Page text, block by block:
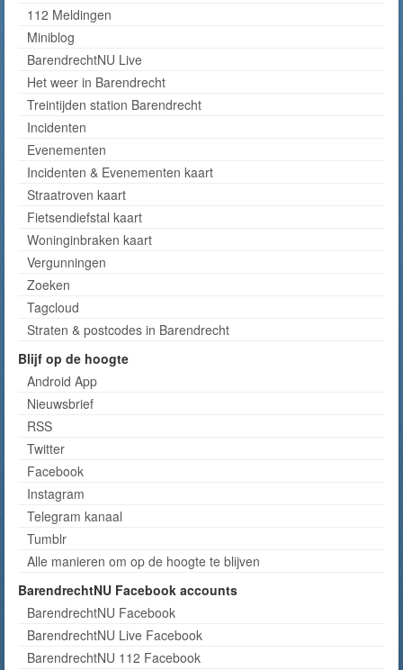
112 Meldingen
Miniblog
BarendrechtNU Live
Het weer in Barendrecht
Treintijden station Barendrecht
Incidenten
Evenementen
Incidenten & Evenementen kaart
Straatroven kaart
Fietsendiefstal kaart
Woninginbraken kaart
Vergunningen
Zoeken
Tagcloud
Straten & postcodes in Barendrecht
Blijf op de hoogte
Android App
Nieuwsbrief
RSS
Twitter
Facebook
Instagram
Telegram kanaal
Tumblr
Alle manieren om op de hoogte te blijven
BarendrechtNU Facebook accounts
BarendrechtNU Facebook
BarendrechtNU Live Facebook
BarendrechtNU 112 Facebook